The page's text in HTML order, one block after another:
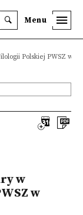
Menu
Polskiej PWSZ w
w
w